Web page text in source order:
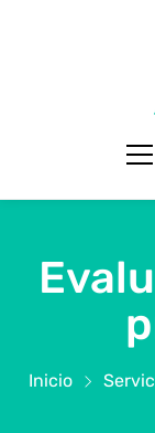
Inicio